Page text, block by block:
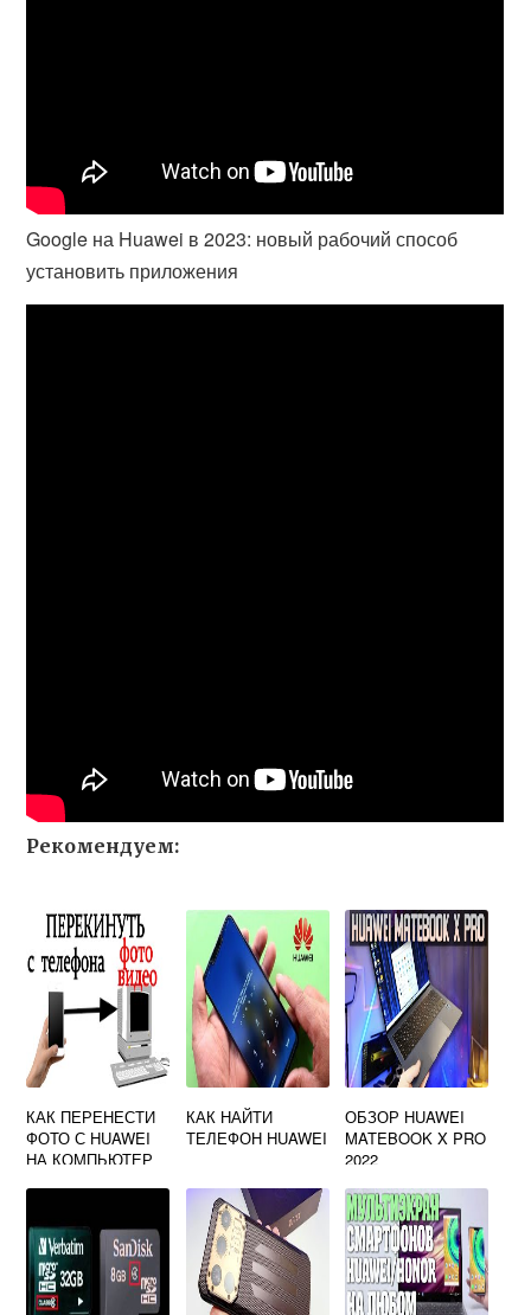
Google на Huawei в 2023: новый рабочий способ
установить приложения
Рекомендуем:
КАК ПЕРЕНЕСТИ
ФОТО С HUAWEI
НА КОМПЬЮТЕР
КАК НАЙТИ
ТЕЛЕФОН HUAWEI
ОБЗОР HUAWEI
MATEBOOK X PRO
2022